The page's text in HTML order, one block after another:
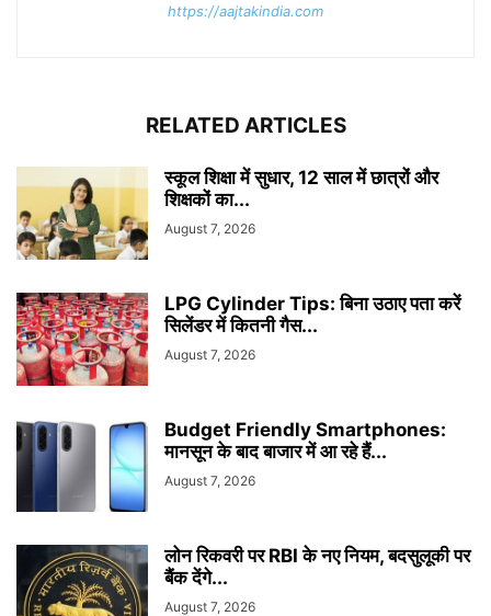
https://aajtakindia.com
RELATED ARTICLES
स्कूल शिक्षा में सुधार, 12 साल में छात्रों और
शिक्षकों का...
August 7, 2026
LPG Cylinder Tips: बिना उठाए पता करें
सिलेंडर में कितनी गैस...
August 7, 2026
Budget Friendly Smartphones:
मानसून के बाद बाजार में आ रहे हैं...
August 7, 2026
लोन रिकवरी पर RBI के नए नियम, बदसुलूकी पर
बैंक देंगे...
August 7, 2026